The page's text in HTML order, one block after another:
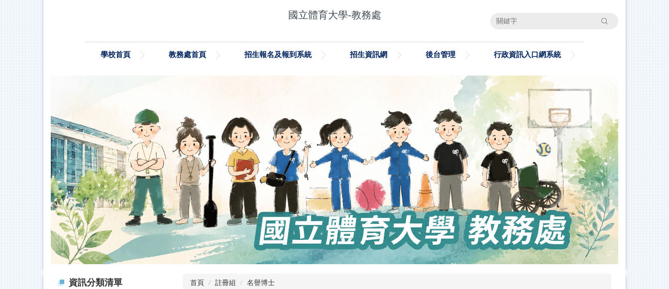
國立體育大學-教務處
搜尋
學校首頁 教務處首頁 招生報名及報到系統 招生資訊網 後台管理 行政資訊入口網系統
資訊分類清單 首頁 註冊組 名譽博士